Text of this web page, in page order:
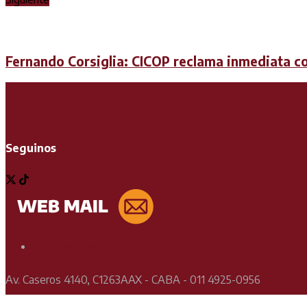
Fernando Corsiglia: CICOP reclama inmediata
Seguinos
Av. Caseros 4140, C1263AAX - CABA - 011 4925-0956